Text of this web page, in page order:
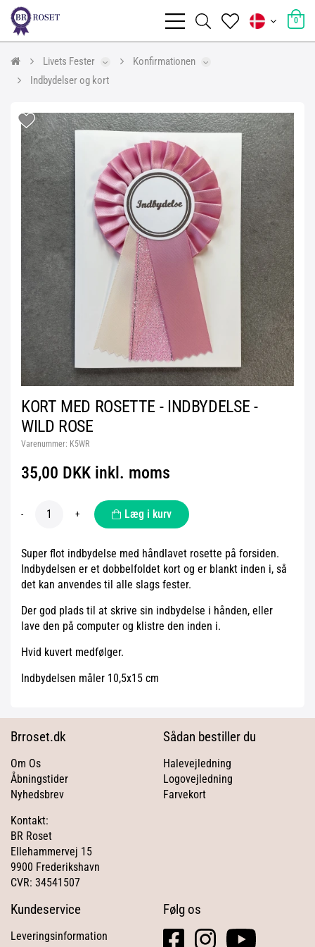
0
Livets Fester
Konfirmationen
Indbydelser og kort
KORT MED ROSETTE - INDBYDELSE -
WILD ROSE
Varenummer: K5WR
35,00 DKK inkl. moms
- + Læg i kurv
Super flot indbydelse med håndlavet rosette på forsiden.
Indbydelsen er et dobbelfoldet kort og er blankt inden i, så
det kan anvendes til alle slags fester.
Der god plads til at skrive sin indbydelse i hånden, eller
lave den på computer og klistre den inden i.
Hvid kuvert medfølger.
Indbydelsen måler 10,5x15 cm
Brroset.dk
Om Os
Åbningstider
Nyhedsbrev
Kontakt:
BR Roset
Ellehammervej 15
9900 Frederikshavn
CVR: 34541507
Sådan bestiller du
Halevejledning
Logovejledning
Farvekort
Kundeservice
Leveringsinformation
Følg os
facebookinstagramyoutube